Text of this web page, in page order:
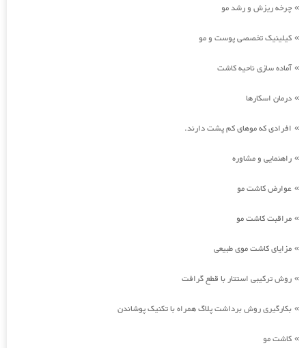
» چرخه ریزش و رشد مو
» کیلینیک تخصصی پوست و مو
»آماده سازی ناحیه کاشت
» درمان اسکارها
» افرادی که موهای کم پشت دارند.
» راهنمایی و مشاوره
» عوارض کاشت مو
» مراقبت کاشت مو
» مزایای کاشت موی طبیعی
» روش ترکیبی استتار با قطع گرافت
» بکارگیری روش برداشت پلاگ همراه با تکنیک پوشاندن
» کاشت مو